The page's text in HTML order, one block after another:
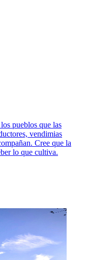
pueblos que las
vendimias
Cree que la
lo que cultiva.